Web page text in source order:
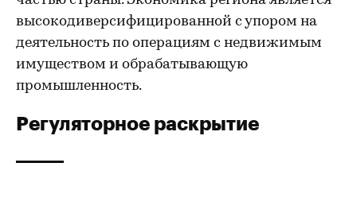
высокодиверсифицированной с упором на
деятельность по операциям с недвижимым
имуществом и обрабатывающую
промышленность.
Регуляторное раскрытие